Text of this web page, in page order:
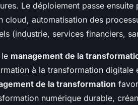
Le déploiement passe ensuite
cloud, automatisation des
(industrie, services financiers,
management de la
à la transformation digitale
de la transformation
numérique durable,